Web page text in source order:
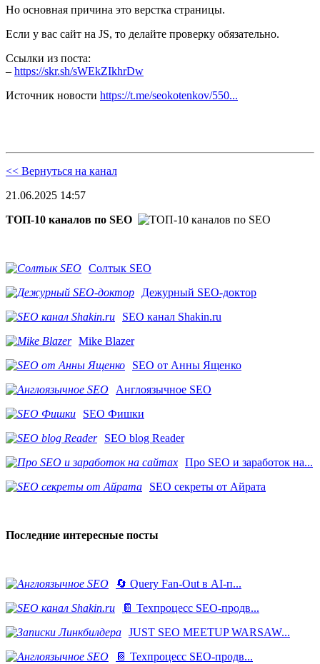
Но основная причина это верстка страницы.
Если у вас сайт на JS, то делайте проверку обязательно.
Ссылки из поста:
– https://skr.sh/sWEkZIkhrDw
Источник новости https://t.me/seokotenkov/550...
<< Вернуться на канал
21.06.2025 14:57
ТОП-10 каналов по SEO
Солтык SEO
Дежурный SEO-доктор
SEO канал Shakin.ru
Mike Blazer
SEO от Анны Ященко
Англоязычное SEO
SEO Фишки
SEO blog Reader
Про SEO и заработок на...
SEO секреты от Айрата
Последние интересные посты
🔄 Query Fan-Out в AI-п...
📔 Техпроцесс SEO-продв...
JUST SEO MEETUP WARSAW...
📔 Техпроцесс SEO-продв...